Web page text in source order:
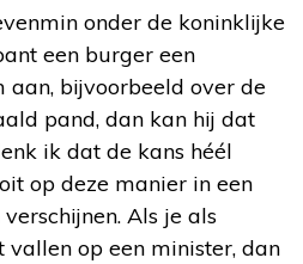
onder de koninklijke
een burger een
aan, bijvoorbeeld over de
pand, dan kan hij dat
ik dat de kans héél
op deze manier in een
Als je als
op een minister, dan